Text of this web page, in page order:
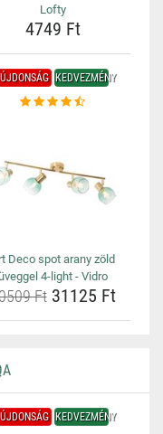
Lofty
4749 Ft
ÚJDONSÁG KEDVEZMÉNY
Deco spot arany zöld
4-light - Vidro
Ft31125 Ft
ÚJDONSÁG KEDVEZMÉNY